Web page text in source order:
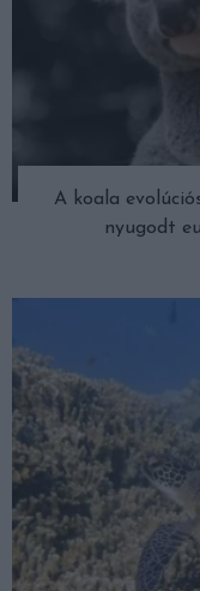
A koala
nyugodt